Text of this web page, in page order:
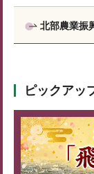
北部農業振
ピックアッ